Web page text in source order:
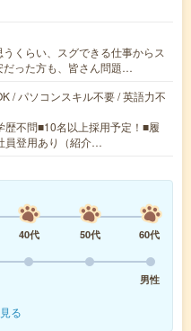
うくらい、スグできる仕事からス
だった方も、皆さん問題…
/ パソコンスキル不要 / 英語力不
不問■10名以上採用予定！■履
員登用あり（紹介…
40代 50代
60代
男性
る